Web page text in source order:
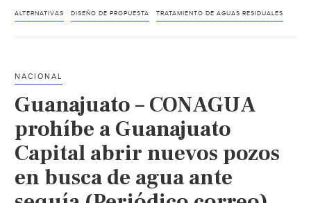
Reto
2025:
sistema
ALTERNATIVAS DISEÑO DE PROPUESTA TRATAMIENTO DE AGUAS RESIDUALES
NACIONAL
Guanajuato – CONAGUA
prohíbe a Guanajuato
Capital abrir nuevos pozos
en busca de agua ante